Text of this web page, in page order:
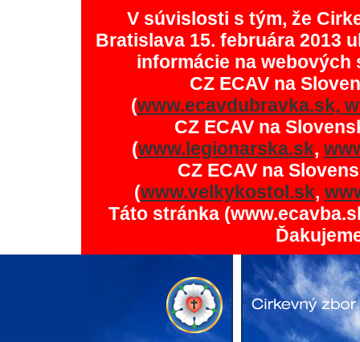
V súvislosti s tým, že
Bratislava 15. februára 2013
informácie na
CZ ECAV na
(www.ecavdubravka.sk,
CZ ECAV na
(www.legionarska.sk,
CZ ECAV na
(www.velkykostol.sk,
Táto stránka